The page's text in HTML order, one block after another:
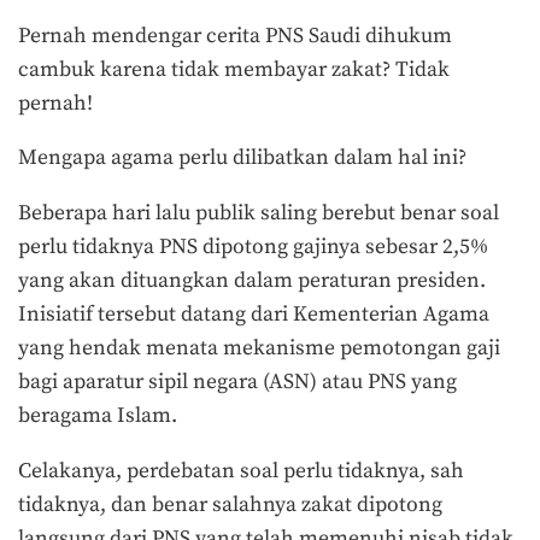
Pernah mendengar cerita PNS Saudi dihukum
cambuk karena tidak membayar zakat? Tidak
pernah!
Mengapa agama perlu dilibatkan dalam hal ini?
Beberapa hari lalu publik saling berebut benar soal
perlu tidaknya PNS dipotong gajinya sebesar 2,5%
yang akan dituangkan dalam peraturan presiden.
Inisiatif tersebut datang dari Kementerian Agama
yang hendak menata mekanisme pemotongan gaji
bagi aparatur sipil negara (ASN) atau PNS yang
beragama Islam.
Celakanya, perdebatan soal perlu tidaknya, sah
tidaknya, dan benar salahnya zakat dipotong